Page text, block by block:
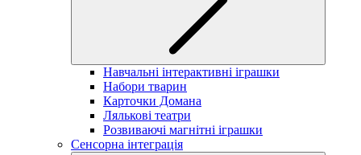
Навчальні інтерактивні іграшки
Набори тварин
Карточки Домана
Лялькові театри
Розвиваючі магнітні іграшки
Сенсорна інтеграція